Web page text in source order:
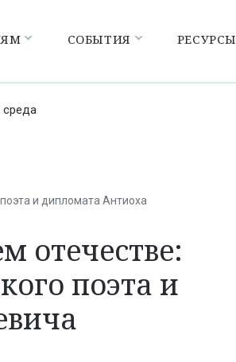
СОБЫТИЯ РЕСУРСЫ
среда
и дипломата Антиоха
отечестве:
поэта и